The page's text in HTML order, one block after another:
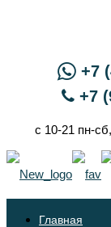
+7
+7
с 10-21 пн-
Главная